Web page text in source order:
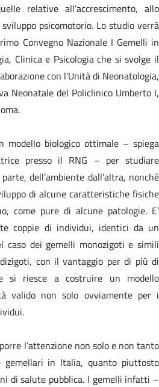
relative all’accrescimento, allo
psicomotorio. Lo studio verrà
Convegno Nazionale I Gemelli in
Clinica e Psicologia che si svolge il
con l'Unità di Neonatologia,
Neonatale del Policlinico Umberto I,
modello biologico ottimale – spiega
presso il RNG – per studiare
dell’ambiente dall’altra, nonché
di alcune caratteristiche fisiche
come pure di alcune patologie. E’
coppie di individui, identici da un
caso dei gemelli monozigoti e simili
con il vantaggio per di più di
si riesce a costruire un modello
valido non solo ovviamente per i
l’attenzione non solo e non tanto
gemellari in Italia, quanto piuttosto
di salute pubblica. I gemelli infatti –